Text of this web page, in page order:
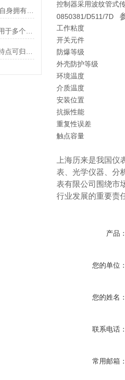
Q144-FTZ三相功率因数表其自身拥有怎样的功能呢？
控制器采用波纹管式
0850381/D511/7D
工作粘度
开关元件
防爆等级
外壳防护等级
环境温度
介质温度
安装位置
抗振性能
重复性误差
触点容量
上海历来是我国
表、光学仪器、分
表有限公司围绕市
行业发展的重要责
产品
您的单位
您的姓名
联系电话
常用邮箱